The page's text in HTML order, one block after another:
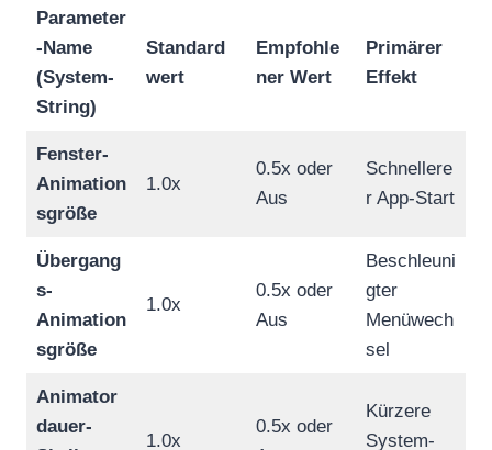
Parameter
-Name
(System-
String)
Standard
wert
Empfohle
ner Wert
Primärer
Effekt
Fenster-
Animation
sgröße
1.0x
0.5x oder
Aus
Schnellere
r App-Start
Übergang
s-
Animation
sgröße
1.0x
0.5x oder
Aus
Beschleuni
gter
Menüwech
sel
Animator
dauer-
1.0x
0.5x oder
Kürzere
System-